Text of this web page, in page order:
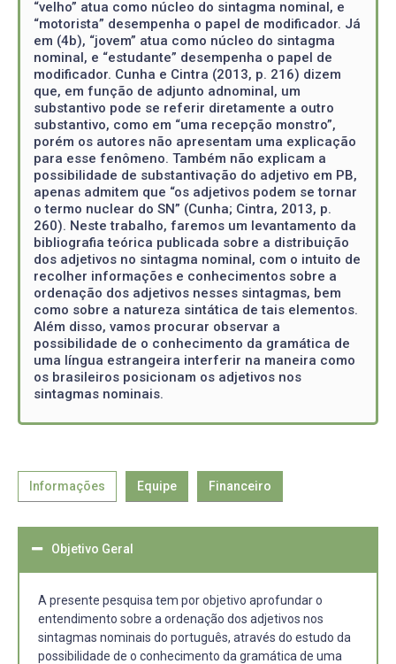
“velho” atua como núcleo do sintagma nominal, e
“motorista” desempenha o papel de modificador. Já
em (4b), “jovem” atua como núcleo do sintagma
nominal, e “estudante” desempenha o papel de
modificador. Cunha e Cintra (2013, p. 216) dizem
que, em função de adjunto adnominal, um
substantivo pode se referir diretamente a outro
substantivo, como em “uma recepção monstro”,
porém os autores não apresentam uma explicação
para esse fenômeno. Também não explicam a
possibilidade de substantivação do adjetivo em PB,
apenas admitem que “os adjetivos podem se tornar
o termo nuclear do SN” (Cunha; Cintra, 2013, p.
260). Neste trabalho, faremos um levantamento da
bibliografia teórica publicada sobre a distribuição
dos adjetivos no sintagma nominal, com o intuito de
recolher informações e conhecimentos sobre a
ordenação dos adjetivos nesses sintagmas, bem
como sobre a natureza sintática de tais elementos.
Além disso, vamos procurar observar a
possibilidade de o conhecimento da gramática de
uma língua estrangeira interferir na maneira como
os brasileiros posicionam os adjetivos nos
sintagmas nominais.
Informações Equipe Financeiro
Objetivo Geral
A presente pesquisa tem por objetivo aprofundar o
entendimento sobre a ordenação dos adjetivos nos
sintagmas nominais do português, através do estudo da
possibilidade de o conhecimento da gramática de uma